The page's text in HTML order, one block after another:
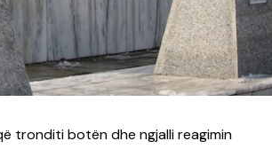
tronditi botën dhe ngjalli reagimin